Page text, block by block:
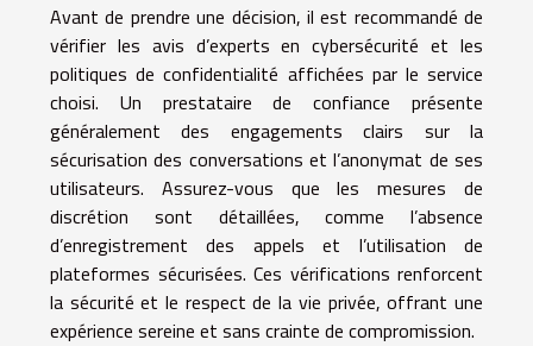
Avant de prendre une décision, il est recommandé de
vérifier les avis d’experts en cybersécurité et les
politiques de confidentialité affichées par le service
choisi. Un prestataire de confiance présente
généralement des engagements clairs sur la
sécurisation des conversations et l’anonymat de ses
utilisateurs. Assurez-vous que les mesures de
discrétion sont détaillées, comme l’absence
d’enregistrement des appels et l’utilisation de
plateformes sécurisées. Ces vérifications renforcent
la sécurité et le respect de la vie privée, offrant une
expérience sereine et sans crainte de compromission.